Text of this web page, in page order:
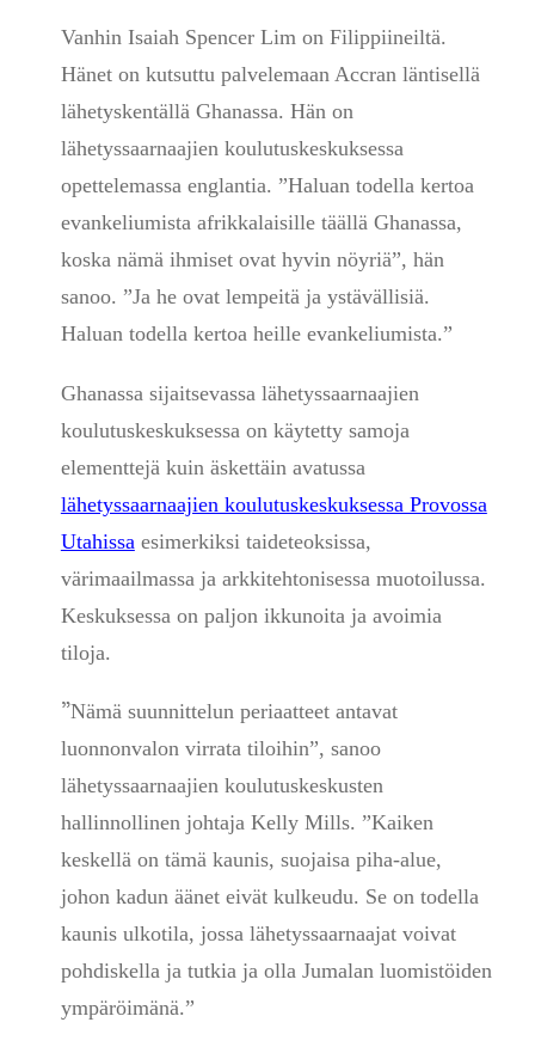
Vanhin Isaiah Spencer Lim on Filippiineiltä.
Hänet on kutsuttu palvelemaan Accran läntisellä
lähetyskentällä Ghanassa. Hän on
lähetyssaarnaajien koulutuskeskuksessa
opettelemassa englantia. ”Haluan todella kertoa
evankeliumista afrikkalaisille täällä Ghanassa,
koska nämä ihmiset ovat hyvin nöyriä”, hän
sanoo. ”Ja he ovat lempeitä ja ystävällisiä.
Haluan todella kertoa heille evankeliumista.”
Ghanassa sijaitsevassa lähetyssaarnaajien
koulutuskeskuksessa on käytetty samoja
elementtejä kuin äskettäin avatussa
lähetyssaarnaajien koulutuskeskuksessa Provossa
Utahissa esimerkiksi taideteoksissa,
värimaailmassa ja arkkitehtonisessa muotoilussa.
Keskuksessa on paljon ikkunoita ja avoimia
tiloja.
”Nämä suunnittelun periaatteet antavat
luonnonvalon virrata tiloihin”, sanoo
lähetyssaarnaajien koulutuskeskusten
hallinnollinen johtaja Kelly Mills. ”Kaiken
keskellä on tämä kaunis, suojaisa piha-alue,
johon kadun äänet eivät kulkeudu. Se on todella
kaunis ulkotila, jossa lähetyssaarnaajat voivat
pohdiskella ja tutkia ja olla Jumalan luomistöiden
ympäröimänä.”